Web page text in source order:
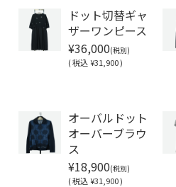
ドット切替ギャ
ザーワンピース
¥36,000(税別)
(税込¥31,900 )
オーバルドット
オーバーブラウ
ス
¥18,900(税別)
(税込¥31,900 )